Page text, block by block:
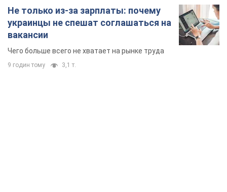
Не только из-за зарплаты: почему
украинцы не спешат соглашаться на
вакансии
Чего больше всего не хватает на рынке труда
9 годин тому 3,1 т.